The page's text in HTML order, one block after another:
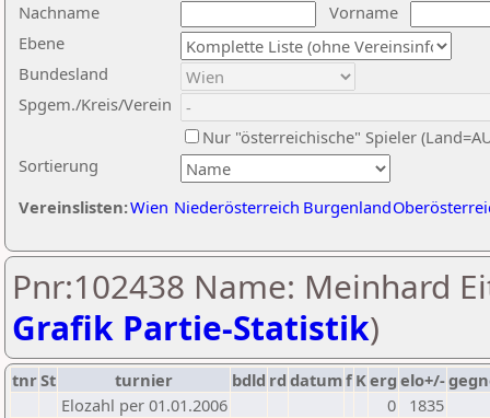
Nachname
Vorname
Ebene
Sortierung
Bundesland
Spgem./Kreis/Verein
Nur "österreichische" Spieler
Vereinslisten:Wien Niederösterreich Burgenland
Pnr:102438 Name: Meinhard
Grafik Partie-Statistik)
tnrSt turnier bdld rd datumf Kerg elo+/-
Elozahl per 01.01.2006
0
1835